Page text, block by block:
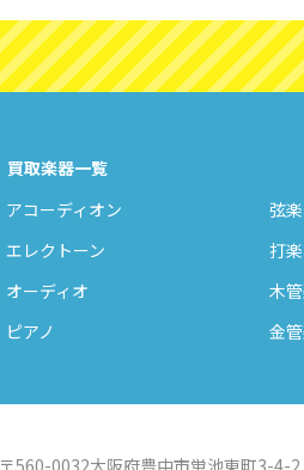
買取楽器一覧
アコーディオン
エレクトーン
オーディオ
ピアノ
弦
打
木
金
〒560-0032大阪府豊中市蛍池東町3-4-2